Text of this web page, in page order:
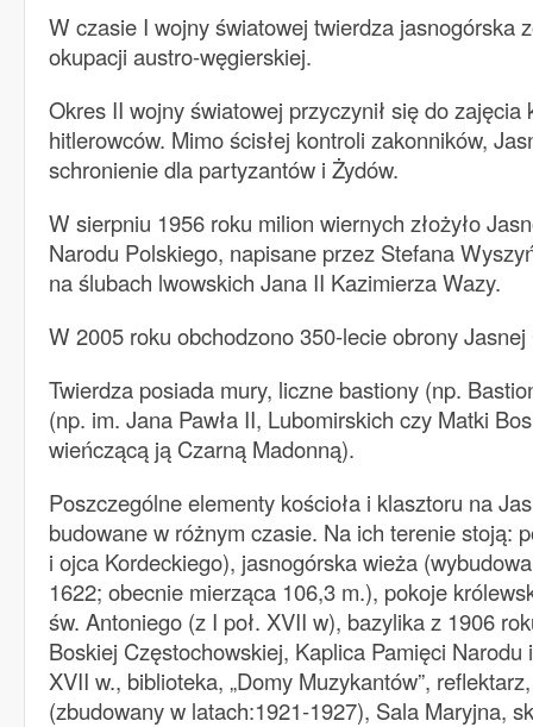
W czasie I wojny światowej twierdza jasnogórska
okupacji austro-węgierskiej.
Okres II wojny światowej przyczynił się do zajęcia
hitlerowców. Mimo ścisłej kontroli zakonników,
schronienie dla partyzantów i Żydów.
W sierpniu 1956 roku milion wiernych złożyło
Narodu Polskiego, napisane przez Stefana
na ślubach lwowskich Jana II Kazimierza Wazy.
W 2005 roku obchodzono 350-lecie obrony Jasnej
Twierdza posiada mury, liczne bastiony (np.
(np. im. Jana Pawła II, Lubomirskich czy Matki
wieńczącą ją Czarną Madonną).
Poszczególne elementy kościoła i klasztoru na
budowane w różnym czasie. Na ich terenie stoją:
i ojca Kordeckiego), jasnogórska wieża
1622; obecnie mierząca 106,3 m.), pokoje
św. Antoniego (z I poł. XVII w), bazylika z 1906
Boskiej Częstochowskiej, Kaplica Pamięci Narodu
XVII w., biblioteka, „Domy Muzykantów”,
(zbudowany w latach:1921-1927), Sala Maryjna,